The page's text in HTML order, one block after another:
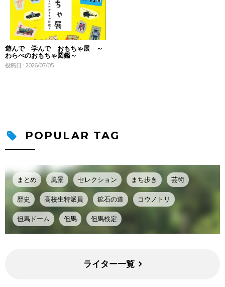
遊んで 学んで おもちゃ展 ～
わらべのおもちゃ図鑑～
投稿日 : 2026/07/05
POPULAR TAG
まとめ 風景 セレクション まち歩き 芸術
歴史 高校生特派員 鉱石の道 コウノトリ
但馬ドーム 但馬 但馬検定
ライター一覧